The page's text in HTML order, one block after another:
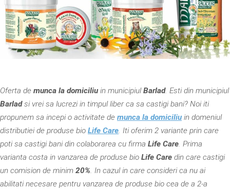
Oferta de munca la domiciliu in municipiulBarlad. Esti din municipiul
Barladsi vrei sa lucrezi in timpul liber ca sa castigi bani? Noi iti
propunem sa incepi o activitate de munca la domiciliu in domeniul
distributiei de produse bio Life Care. Iti oferim 2 variante prin care
poti sa castigi bani din colaborarea cu firma Life Care. Prima
varianta costa in vanzarea de produse bio Life Care din care castigi
un comision de minim 20%. In cazul in care consideri ca nu ai
abilitati necesare pentru vanzarea de produse bio cea de a 2-a